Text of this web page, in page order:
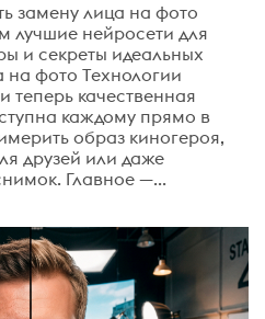
замену лица на фото
лучшие нейросети для
и секреты идеальных
фото Технологии
теперь качественная
каждому прямо в
образ киногероя,
друзей или даже
Главное —...